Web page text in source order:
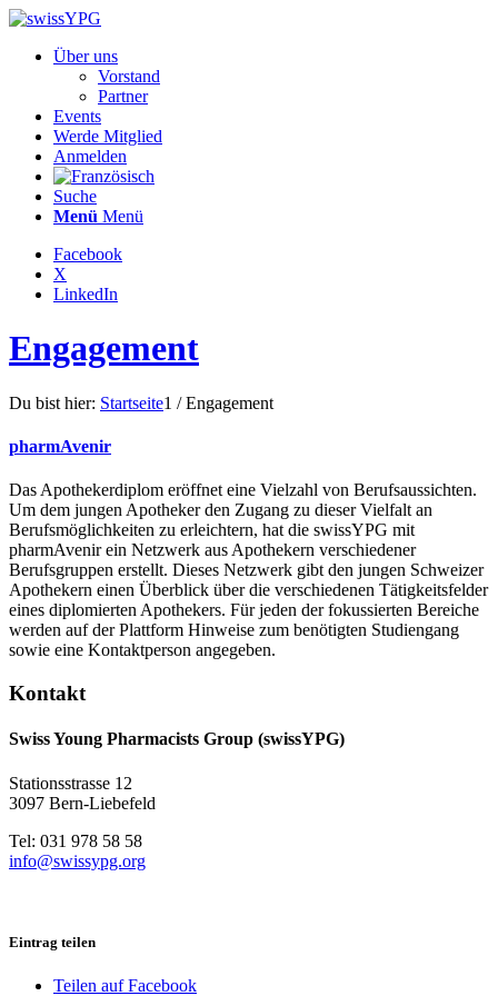
Über uns
Vorstand
Partner
Events
Werde Mitglied
Anmelden
Suche
Menü Menü
Facebook
X
LinkedIn
Engagement
Du bist hier: Startseite1 / Engagement
pharmAvenir
Das Apothekerdiplom eröffnet eine Vielzahl von Berufsaussichten.
Um dem jungen Apotheker den Zugang zu dieser Vielfalt an
Berufsmöglichkeiten zu erleichtern, hat die swissYPG mit
pharmAvenir ein Netzwerk aus Apothekern verschiedener
Berufsgruppen erstellt. Dieses Netzwerk gibt den jungen Schweizer
Apothekern einen Überblick über die verschiedenen Tätigkeitsfelder
eines diplomierten Apothekers. Für jeden der fokussierten Bereiche
werden auf der Plattform Hinweise zum benötigten Studiengang
sowie eine Kontaktperson angegeben.
Kontakt
Swiss Young Pharmacists Group (swissYPG)
Stationsstrasse 12
3097 Bern-Liebefeld
Tel: 031 978 58 58
info@swissypg.org
Eintrag teilen
Teilen auf Facebook